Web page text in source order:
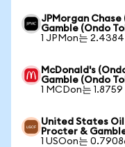
JPMorgan
Gamble (Ondo
1 JPMon는
McDonald's
Gamble (Ondo
1 MCDon는
United States Oil
Procter &
1 USOon는